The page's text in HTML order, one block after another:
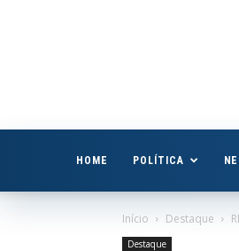
HOME POLÍTICA
Início Destaque
Destaque